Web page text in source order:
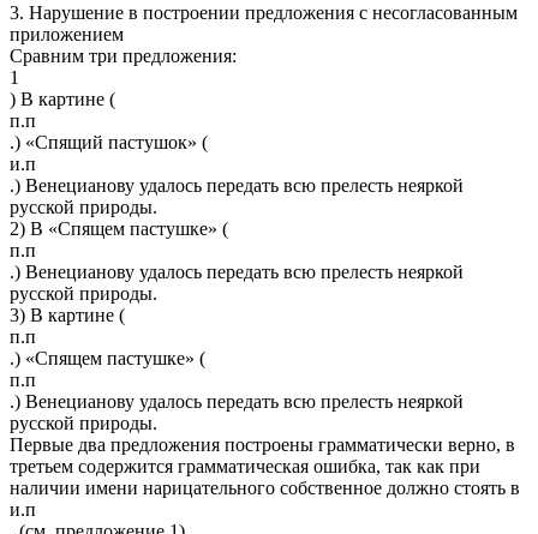
3. Нарушение в построении предложения с несогласованным
приложением
Сравним три предложения:
1
) В картине (
п.п
.) «Спящий пастушок» (
и.п
.) Венецианову удалось передать всю прелесть неяркой
русской природы.
2) В «Спящем пастушке» (
п.п
.) Венецианову удалось передать всю прелесть неяркой
русской природы.
3) В картине (
п.п
.) «Спящем пастушке» (
п.п
.) Венецианову удалось передать всю прелесть неяркой
русской природы.
Первые два предложения построены грамматически верно, в
третьем содержится грамматическая ошибка, так как при
наличии имени нарицательного собственное должно стоять в
и.п